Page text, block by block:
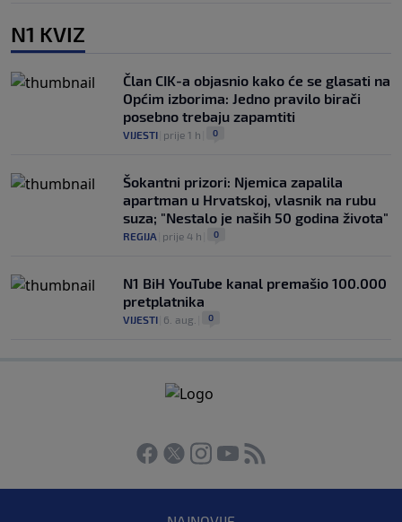
N1 KVIZ
Član CIK-a objasnio kako će se glasati na
Općim izborima: Jedno pravilo birači
posebno trebaju zapamtiti
VIJESTI prije 1 h 0
Šokantni prizori: Njemica zapalila
apartman u Hrvatskoj, vlasnik na rubu
suza; "Nestalo je naših 50 godina života"
REGIJA prije 4 h 0
N1 BiH YouTube kanal premašio 100.000
pretplatnika
VIJESTI 6. aug. 0